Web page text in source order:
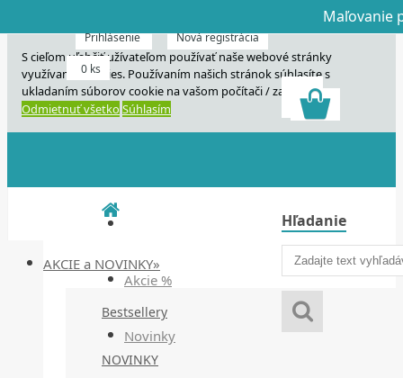
S cieľom uľahčiť užívateľom používať naše webové stránky
využívame cookies. Používaním našich stránok súhlasíte s
ukladaním súborov cookie na vašom počítači / zariadení.
Odmietnuť všetko Súhlasím
Akcie %
Novinky
Hľadanie
Prihlásenie Nová registrácia
0 ks
AKCIE a NOVINKY»
Bestsellery
NOVINKY
Dnes
Dnes veľký
Maľovanie